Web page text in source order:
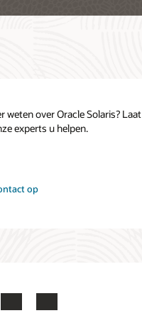
weten over Oracle Solaris? Laat
experts u helpen.
op
LinkedInYouTube